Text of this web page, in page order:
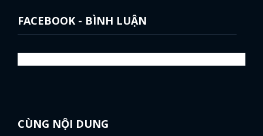
FACEBOOK - BÌNH LUẬN
CÙNG NỘI DUNG